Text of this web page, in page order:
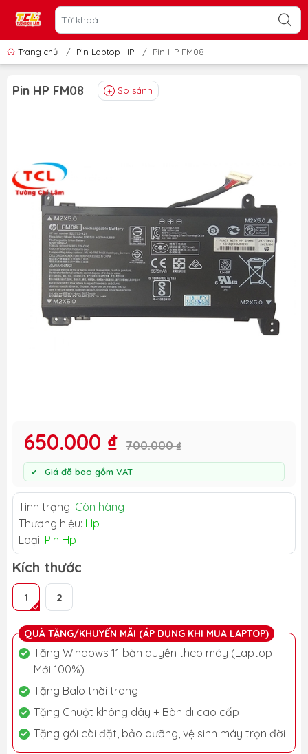
Trang chủ / Pin Laptop HP / Pin HP FM08
Pin HP FM08 So sánh
650.000 ₫ 700.000 ₫
Giá đã bao gồm VAT
Tình trạng: Còn hàng
Thương hiệu: Hp
Loại: Pin Hp
Kích thước
1 2
QUÀ TẶNG/KHUYẾN MÃI (ÁP DỤNG KHI MUA LAPTOP)
Tặng Windows 11 bản quyền theo máy (Laptop
Mới 100%)
Tặng Balo thời trang
Tặng Chuột không dây + Bàn di cao cấp
Tặng gói cài đặt, bảo dưỡng, vệ sinh máy trọn đời